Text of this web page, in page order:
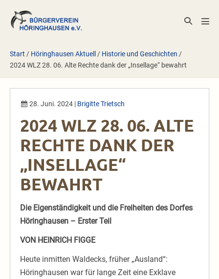
Inhalt
springen
Suche-
Start / Höringhausen Aktuell / Historie und Geschichten /
2024 WLZ 28. 06. Alte Rechte dank der „Insellage“ bewahrt
28. Juni. 2024 | Brigitte Trietsch
2024 WLZ 28. 06. ALTE
RECHTE DANK DER
„INSELLAGE“
BEWAHRT
Die Eigenständigkeit und die Freiheiten des Dorfes
Höringhausen – Erster Teil
VON HEINRICH FIGGE
Heute inmitten Waldecks, früher „Ausland“:
Höringhausen war für lange Zeit eine Exklave